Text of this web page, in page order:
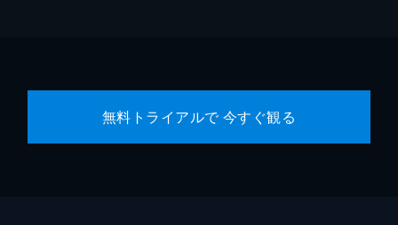
無料トライアルで 今すぐ観る